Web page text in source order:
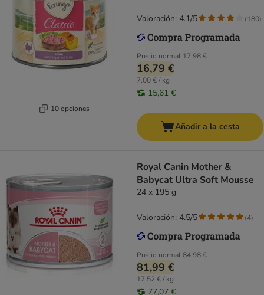
10 opciones
Precio normal 17,98 €
16,79 €
7,00 € / kg
15,61 €
Valoración: 4.1/5 (180)
Añadir a la cesta
Royal Canin Mother &
Babycat Ultra Soft Mousse
24 x 195 g
Precio normal84,98 €
81,99 €
17,52 € / kg
77,07 €
Valoración: 4.5/5 (4)